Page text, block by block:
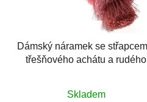
Dámský náramek se
třešňového achátu a rudého
Skladem